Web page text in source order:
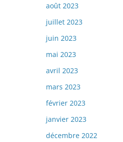
août 2023
juillet 2023
juin 2023
mai 2023
avril 2023
mars 2023
février 2023
janvier 2023
décembre 2022